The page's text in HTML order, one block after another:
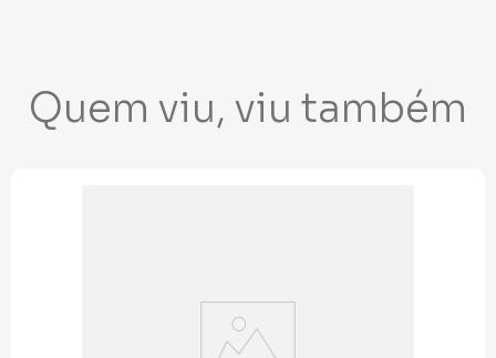
Quem viu, viu também